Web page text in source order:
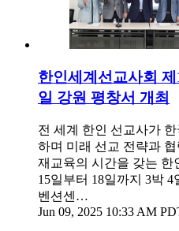
한인세계선교사회
일 강원 평창서 개최
전 세계 한인 선교사가
하며 미래 선교 전략과
재교육의 시간을 갖는 한
15일부터 18일까지 3박
벤션센…
Jun 09, 2025 10:33 AM